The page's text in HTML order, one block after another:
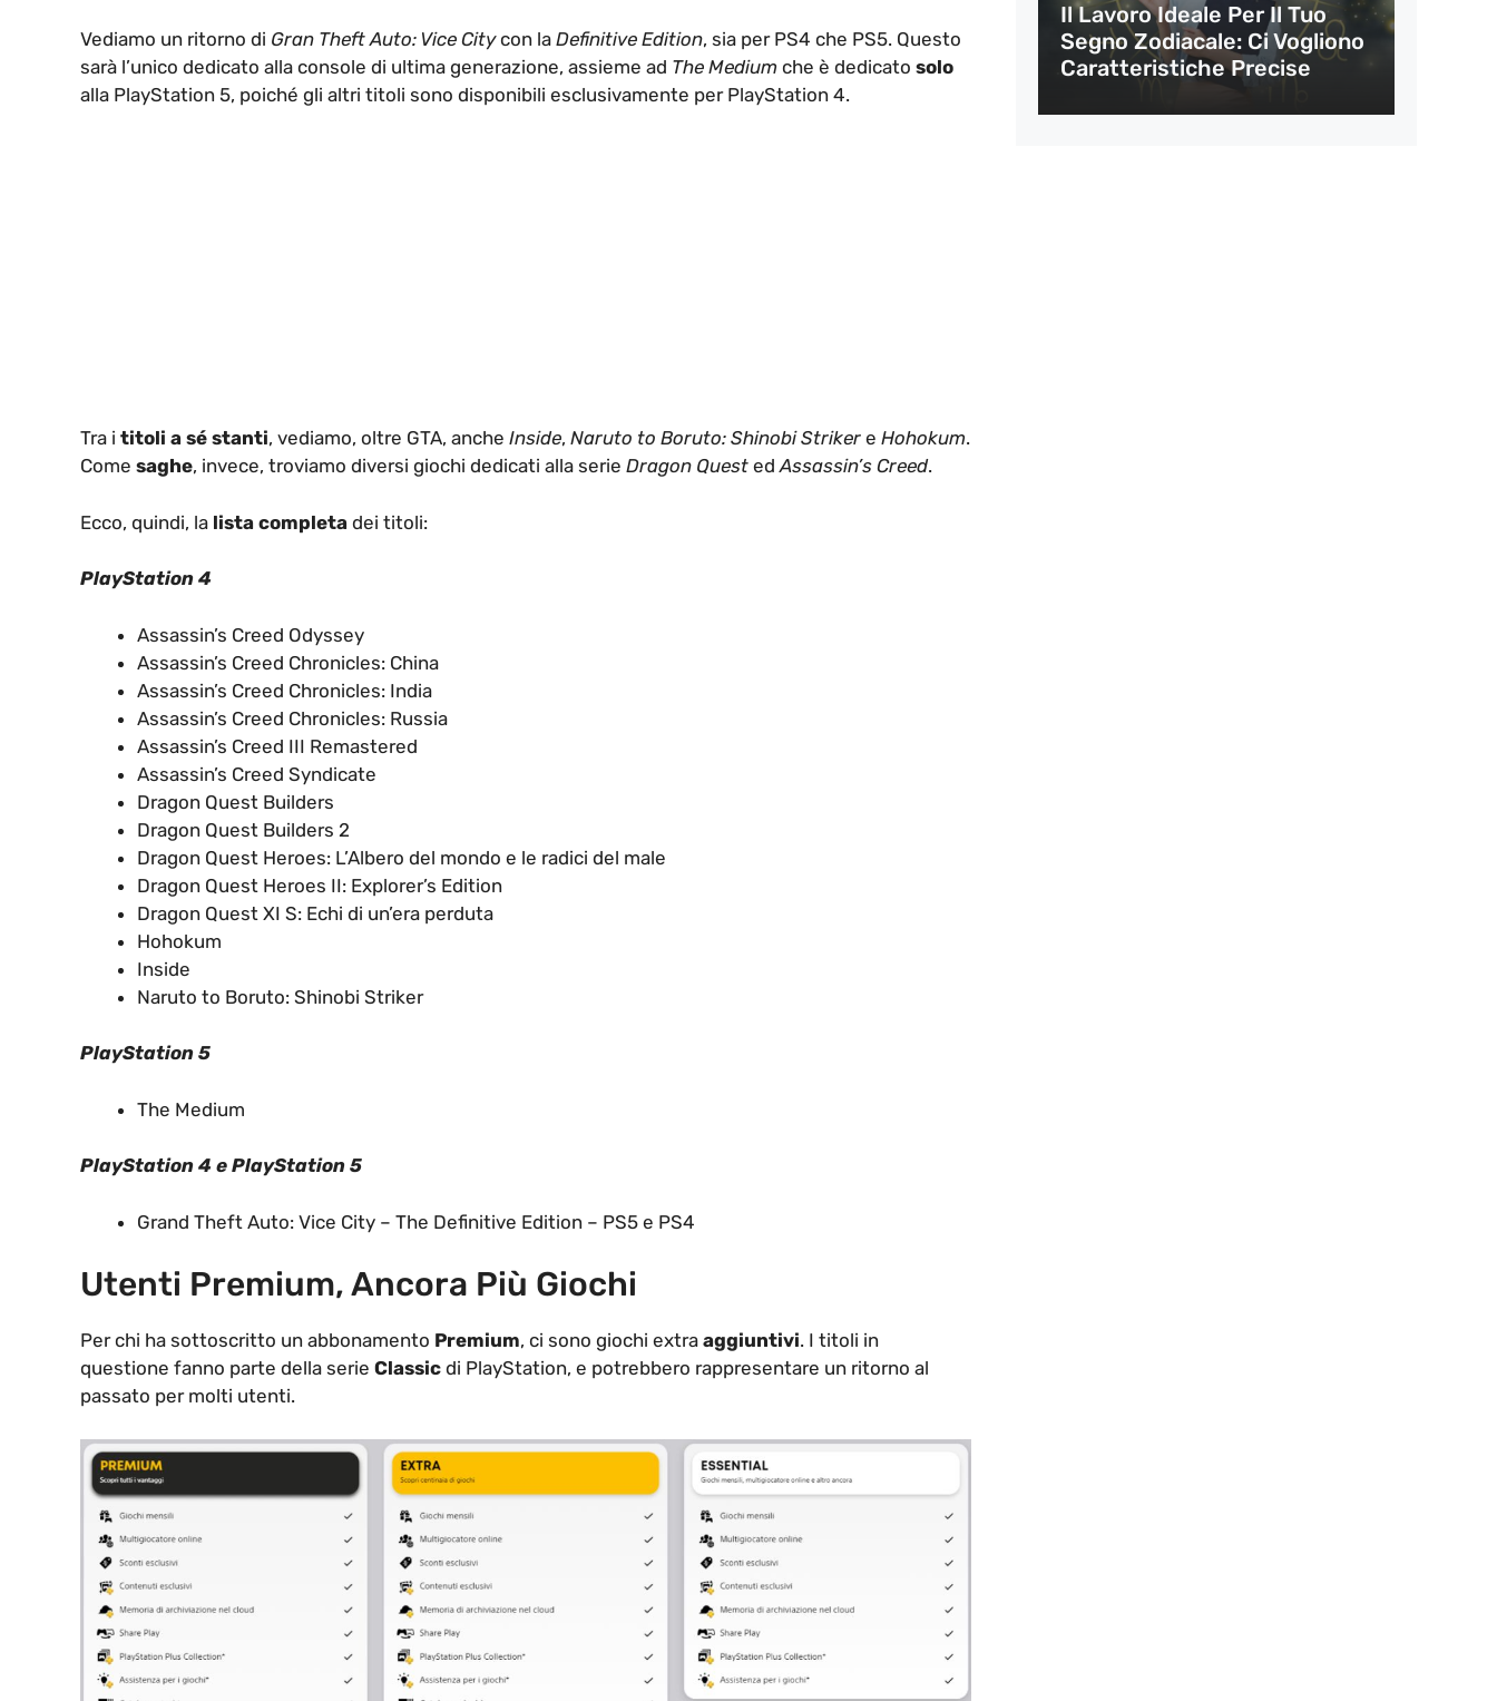
Vediamo un ritorno di Gran Theft Auto: Vice Citycon la Definitive Edition, sia per PS4 che PS5. Questo
sarà l’unico dedicato alla console di ultima generazione, assieme ad The Medium che è dedicato solo
alla PlayStation 5, poiché gli altri titoli sono disponibili esclusivamente per PlayStation 4.
Tra i titoli a sé stanti, vediamo, oltre GTA, anche Inside, Naruto to Boruto: Shinobi Striker e Hohokum.
Come saghe, invece, troviamo diversi giochi dedicati alla serie Dragon Quest edAssassin’s Creed.
Ecco, quindi, la lista completa dei titoli:
PlayStation 4
Assassin’s Creed Odyssey
Assassin’s Creed Chronicles: China
Assassin’s Creed Chronicles: India
Assassin’s Creed Chronicles: Russia
Assassin’s Creed III Remastered
Assassin’s Creed Syndicate
Dragon Quest Builders
Dragon Quest Builders 2
Dragon Quest Heroes: L’Albero del mondo e le radici del male
Dragon Quest Heroes II: Explorer’s Edition
Dragon Quest XI S: Echi di un’era perduta
Hohokum
Inside
Naruto to Boruto: Shinobi Striker
PlayStation 5
The Medium
PlayStation 4 e PlayStation 5
Grand Theft Auto: Vice City – The Definitive Edition – PS5 e PS4
Utenti Premium, Ancora Più Giochi
Per chi ha sottoscritto un abbonamento Premium, ci sono giochi extra aggiuntivi. I titoli in
questione fanno parte della serie Classic di PlayStation, e potrebbero rappresentare un ritorno al
passato per molti utenti.
Il Lavoro Ideale Per Il Tuo
Segno Zodiacale: Ci Vogliono
Caratteristiche Precise